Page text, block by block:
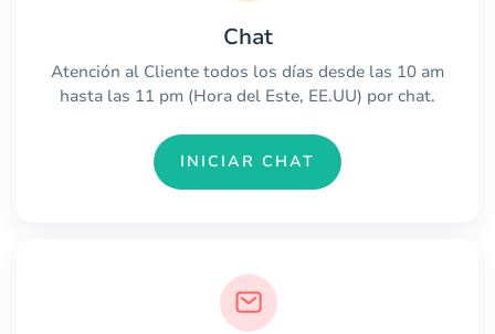
Chat
Atención al Cliente todos los días desde las 10 am
hasta las 11 pm (Hora del Este, EE.UU) por chat.
INICIAR CHAT